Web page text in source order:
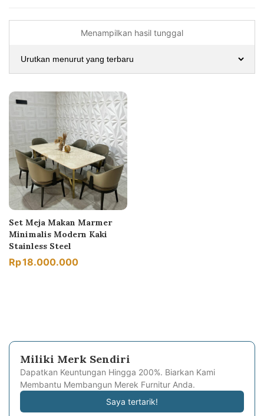
Menampilkan hasil tunggal
Set Meja Makan Marmer
Minimalis Modern Kaki
Stainless Steel
Rp18.000.000
Miliki Merk Sendiri
Dapatkan Keuntungan Hingga 200%. Biarkan Kami
Membantu Membangun Merek Furnitur Anda.
Saya tertarik!